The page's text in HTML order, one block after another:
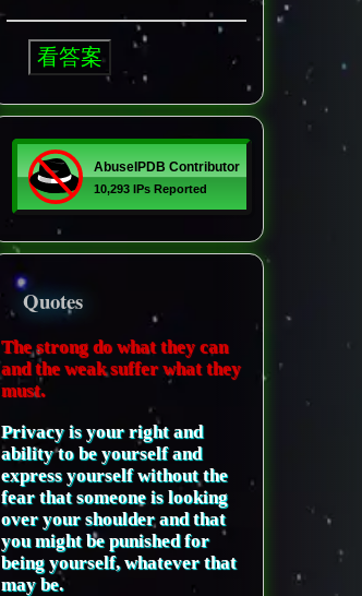
Quotes
The strong do what they can
and the weak suffer what they
must.
Privacy is your right and
ability to be yourself and
express yourself without the
fear that someone is looking
over your shoulder and that
you might be punished for
being yourself, whatever that
may be.